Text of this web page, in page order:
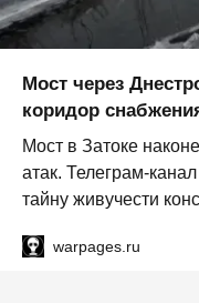
Мост через
коридор
Мост в Затоке
атак. Телеграм-
тайну живучести
warpages.ru